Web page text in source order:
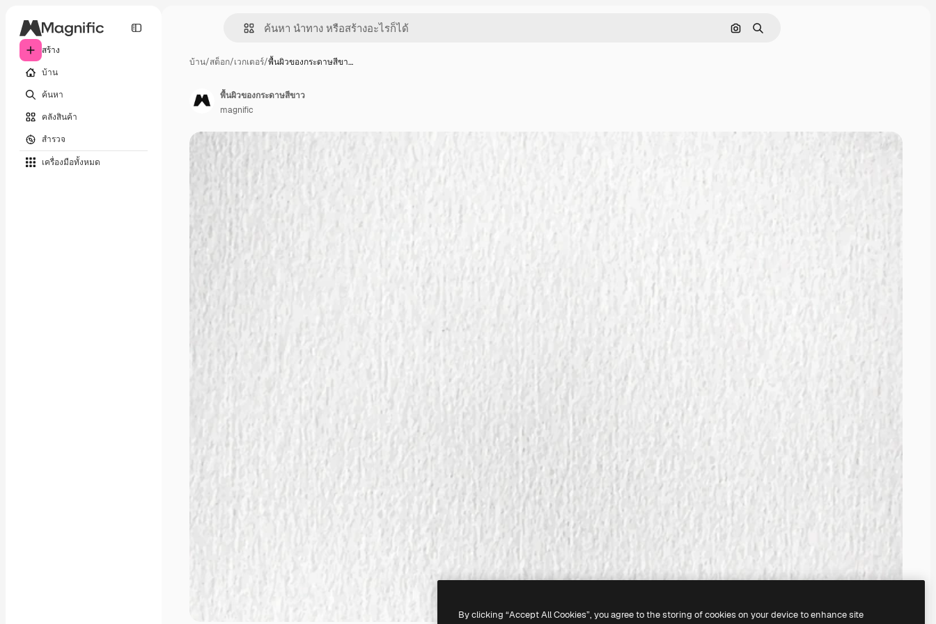
สร้าง
บ้าน
ค้นหา
คลังสินค้า
สำรวจ
เครื่องมือทั้งหมด
ค้นหาตามรูปภาพ
ค้นหา
บ้าน/สต็อก/เวกเตอร์/พื้นผิวของกระดาษสีขา…
พื้นผิวของกระดาษสีขาว
magnific
By clicking “Accept All Cookies”, you agree to the storing of cookies on your device to enhance site